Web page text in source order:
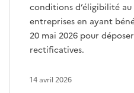
conditions d’éligibilité au
entreprises en ayant
20 mai 2026 pour
rectificatives.
14 avril 2026